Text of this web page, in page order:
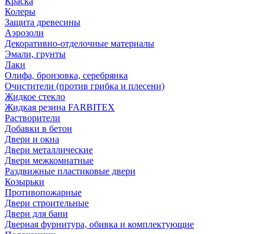
Колеры
Защита древесины
Аэрозоли
Декоративно-отделочные материалы
Эмали, грунты
Лаки
Олифа, бронзовка, серебрянка
Очистители (против грибка и плесени)
Жидкое стекло
Жидкая резина FARBITEX
Растворители
Добавки в бетон
Двери и окна
Двери металлические
Двери межкомнатные
Раздвижные пластиковые двери
Козырьки
Противопожарные
Двери строительные
Двери для бани
Дверная фурнитура, обивка и комплектующие